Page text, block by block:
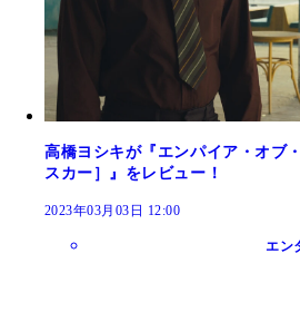
高橋ヨシキが『エンパイア・オブ
スカー］』をレビュー！
2023年03月03日 12:00
エン